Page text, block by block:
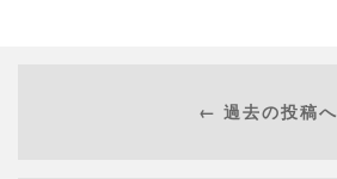
← 過去の投稿へ